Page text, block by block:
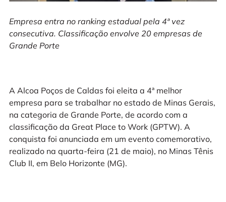
Empresa entra no ranking estadual pela 4ª vez
consecutiva. Classificação envolve 20 empresas de
Grande Porte
A Alcoa Poços de Caldas foi eleita a 4ª melhor
empresa para se trabalhar no estado de Minas Gerais,
na categoria de Grande Porte, de acordo com a
classificação da Great Place to Work (GPTW). A
conquista foi anunciada em um evento comemorativo,
realizado na quarta-feira (21 de maio), no Minas Tênis
Club II, em Belo Horizonte (MG).